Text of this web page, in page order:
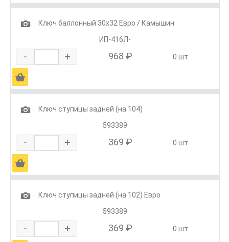
1
Ключ баллонный 30х32 Евро / Камышин
ИП-416Л-
- + 968 ₽ 0 шт.
Ä
1
Ключ ступицы задней (на 104)
593389
- + 369 ₽ 0 шт.
Ä
1
Ключ ступицы задней (на 102) Евро
593389
- + 369 ₽ 0 шт.